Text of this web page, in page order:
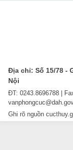
Địa chỉ: Số 15/78 -
Nội
ĐT: 0243.8696788 |
Ghi rõ nguồn